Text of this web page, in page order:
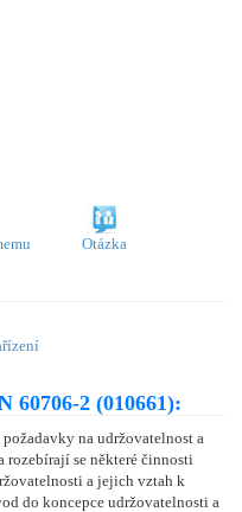
Otázka
60706-2 (010661):
na udržovatelnost a
rozebírají se některé činnosti
a jejich vztah k
do koncepce udržovatelnosti a